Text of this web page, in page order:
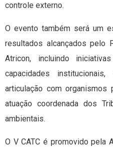
controle externo.
O evento também será um
resultados alcançados pelo
Atricon, incluindo
capacidades
articulação com
atuação coordenada dos
ambientais.
O V CATC é promovido pela